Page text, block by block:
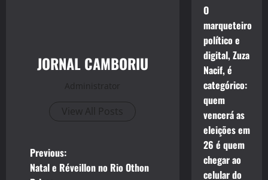
JORNAL CAMBORIU
Administrator
View All Posts
P
Previous:
Natal e Réveillon no Rio Othon
O
marqueteiro
político e
digital, Zuza
Nacif, é
categórico:
quem
vencerá as
eleições em
26 é quem
chegar ao
celular do